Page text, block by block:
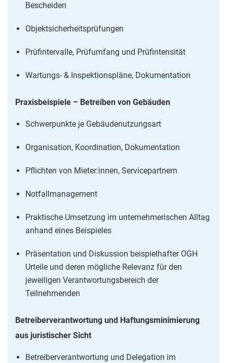
Bescheiden
Objektsicherheitsprüfungen
Prüfintervalle, Prüfumfang und Prüfintensität
Wartungs- & Inspektionspläne, Dokumentation
Praxisbeispiele – Betreiben von Gebäuden
Schwerpunkte je Gebäudenutzungsart
Organisation, Koordination, Dokumentation
Pflichten von Mieter:innen, Servicepartnern
Notfallmanagement
Praktische Umsetzung im unternehmerischen Alltag
anhand eines Beispieles
Präsentation und Diskussion beispielhafter OGH
Urteile und deren mögliche Relevanz für den
jeweiligen Verantwortungsbereich der
Teilnehmenden
Betreiberverantwortung und Haftungsminimierung
aus juristischer Sicht
Betreiberverantwortung und Delegation im